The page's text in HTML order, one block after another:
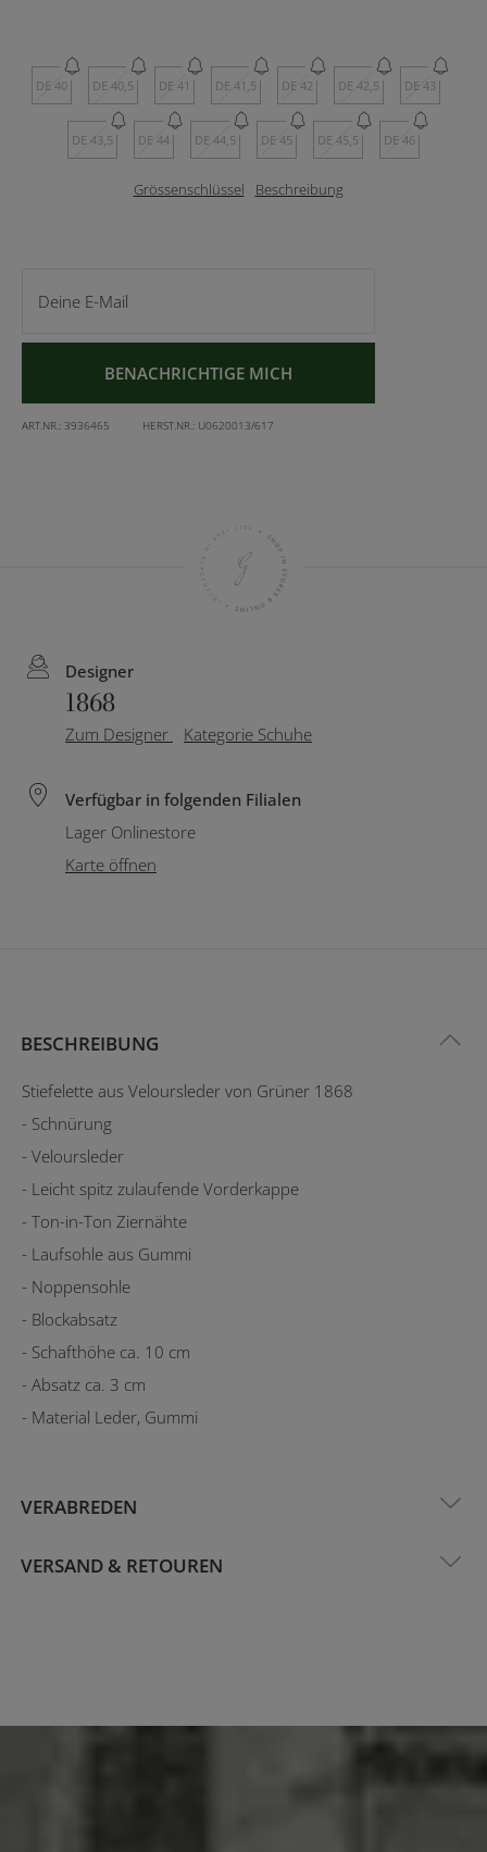
DE 40 DE 40,5 DE 41 DE 41,5 DE 42 DE 42,5 DE 43
DE 43,5 DE 44 DE 44,5 DE 45 DE 45,5 DE 46
Grössenschlüssel Beschreibung
BENACHRICHTIGE MICH
ART.NR.: 3936465 HERST.NR.: U0620013/617
Designer
1868
Zum Designer Kategorie Schuhe
Verfügbar in folgenden Filialen
Lager Onlinestore
Karte öffnen
BESCHREIBUNG
Stiefelette aus Veloursleder von Grüner 1868
- Schnürung
- Veloursleder
- Leicht spitz zulaufende Vorderkappe
- Ton-in-Ton Ziernähte
- Laufsohle aus Gummi
- Noppensohle
- Blockabsatz
- Schafthöhe ca. 10 cm
- Absatz ca. 3 cm
- Material Leder, Gummi
VERABREDEN
VERSAND & RETOUREN